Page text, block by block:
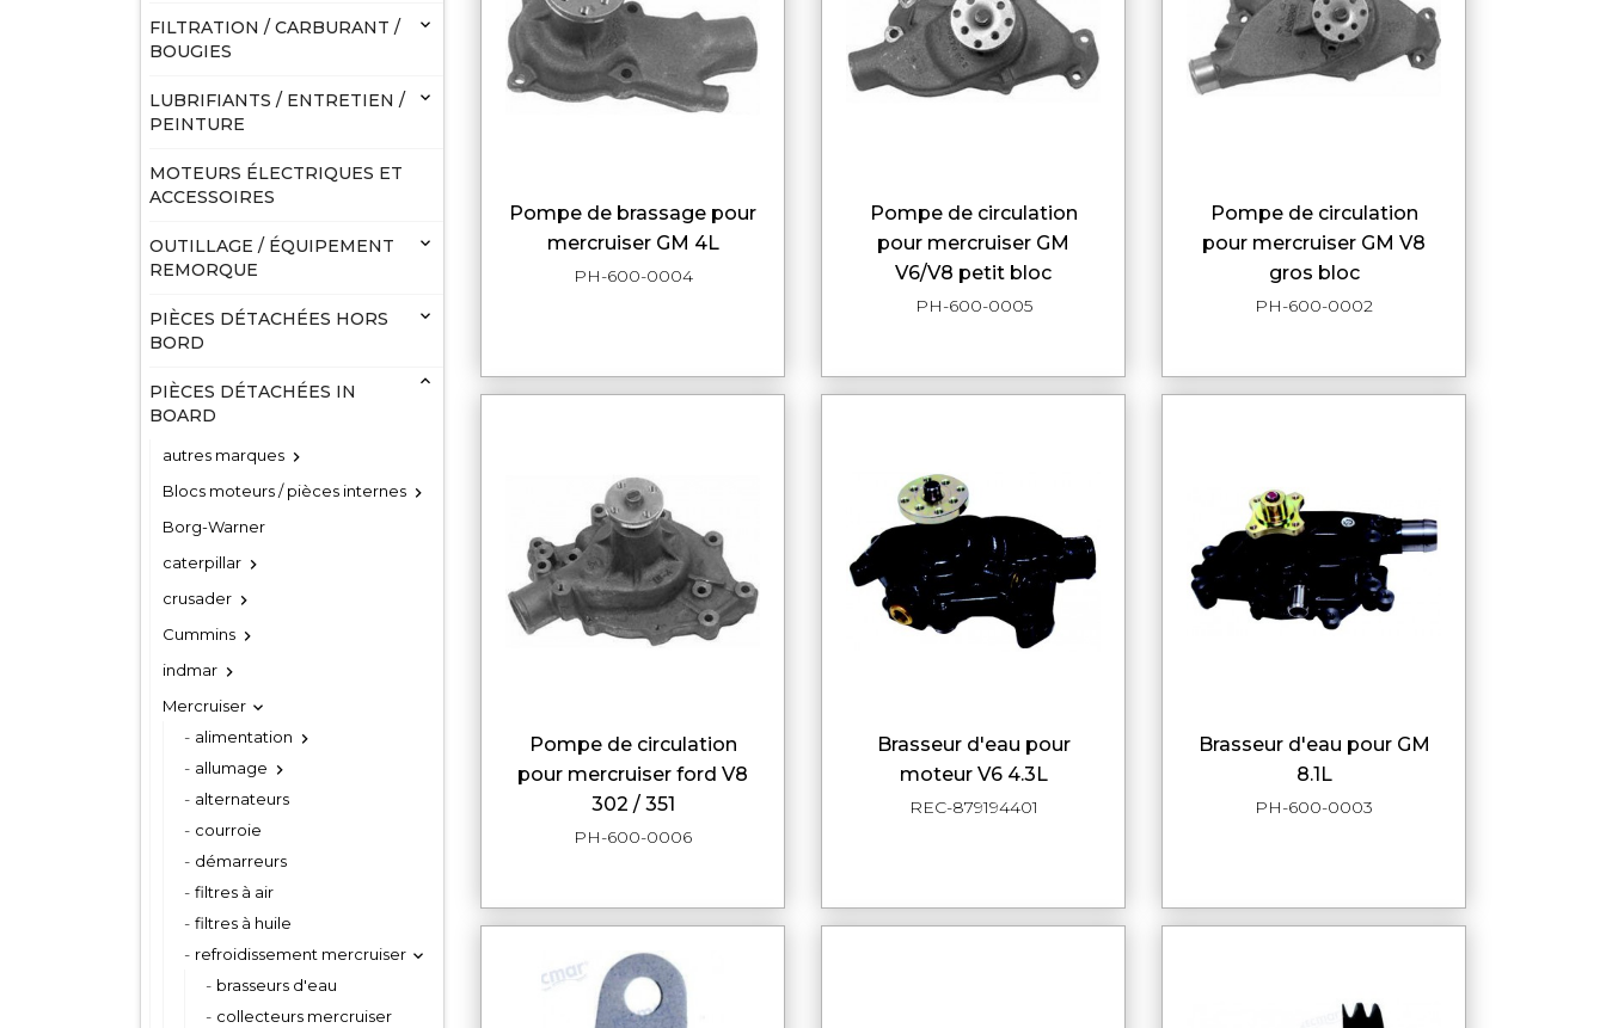
FILTRATION / CARBURANT /
BOUGIES

LUBRIFIANTS / ENTRETIEN /
PEINTURE

MOTEURS ÉLECTRIQUES ET
ACCESSOIRES
OUTILLAGE / ÉQUIPEMENT
REMORQUE

PIÈCES DÉTACHÉES HORS
BORD

PIÈCES DÉTACHÉES IN
BOARD

autres marques 
Blocs moteurs / pièces internes 
Borg-Warner
caterpillar 
crusader 
Cummins 
indmar 
Mercruiser 
alimentation 
allumage 
alternateurs
courroie
démarreurs
filtres à air
filtres à huile
refroidissement mercruiser 
brasseurs d'eau
collecteurs mercruiser
APERÇU RAPIDE
pompe de brassage pour
mercruiser GM 4L
PH-600-0004
APERÇU RAPIDE
pompe de circulation
pour mercruiser GM
V6/V8 petit bloc
PH-600-0005
APERÇU RAPIDE
pompe de circulation
pour mercruiser GM V8
gros bloc
PH-600-0002
APERÇU RAPIDE
pompe de circulation
pour mercruiser ford V8
302 / 351
PH-600-0006
APERÇU RAPIDE
brasseur d'eau pour
moteur V6 4.3L
REC-879194401
APERÇU RAPIDE
brasseur d'eau pour GM
8.1L
PH-600-0003